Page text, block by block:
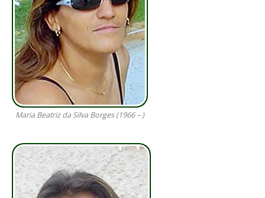
Maria Beatriz da Silva Borges (1966 – )